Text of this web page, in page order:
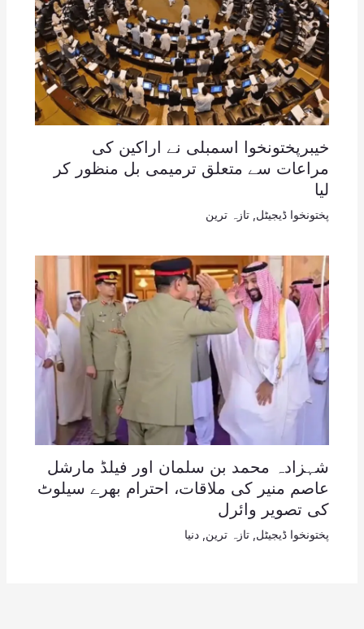
خیبرپختونخوا اسمبلی نے اراکین کی
مراعات سے متعلق ترمیمی بل منظور کر
لیا
پختونخوا ڈیجیٹل تازہ ترین
شہزادہ محمد بن سلمان اور فیلڈ مارشل
عاصم منیر کی ملاقات، احترام بھرے سیلوٹ
کی تصویر وائرل
پختونخوا ڈیجیٹل تازہ ترین دنیا